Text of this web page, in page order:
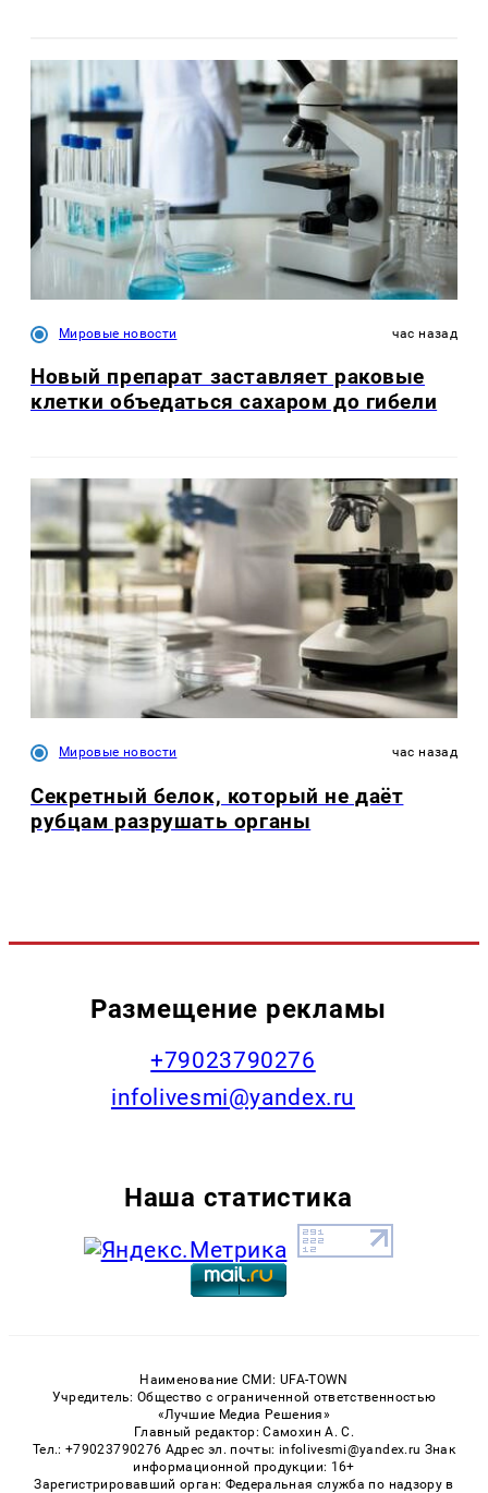
Мировые новости час назад
Новый препарат заставляет раковые
клетки объедаться сахаром до гибели
Мировые новости час назад
Секретный белок, который не даёт
рубцам разрушать органы
Размещение рекламы
+79023790276
infolivesmi@yandex.ru
Наша статистика
Наименование СМИ: UFA-TOWN
Учредитель: Общество с ограниченной ответственностью
«Лучшие Медиа Решения»
Главный редактор: Самохин А. С.
Тел.: +79023790276 Адрес эл. почты: infolivesmi@yandex.ru Знак
информационной продукции: 16+
Зарегистрировавший орган: Федеральная служба по надзору в